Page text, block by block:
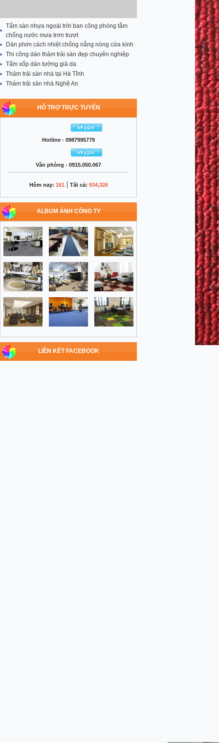
Tấm sàn nhựa ngoài trời ban công phòng tắm
chống nước mưa trơn trượt
Dán phim cách nhiệt chống nắng nóng cửa kính
Thi công dán thảm trải sàn đẹp chuyên nghiệp
Tấm xốp dán tường giả da
Thảm trải sàn nhà tại Hà Tĩnh
Thảm trải sàn nhà Nghệ An
HỖ TRỢ TRỰC TUYẾN
Hotline - 0987995779
Văn phòng - 0915.050.067
Hôm nay: 161 | Tất cả: 934,326
ALBUM ẢNH CÔNG TY
LIÊN KẾT FACEBOOK